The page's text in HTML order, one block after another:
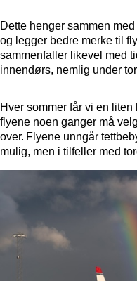
Dette henger sammen
og legger bedre merke til
sammenfaller likevel med
innendørs, nemlig under
Hver sommer får vi en
flyene noen ganger må
over. Flyene unngår
mulig, men i tilfeller med